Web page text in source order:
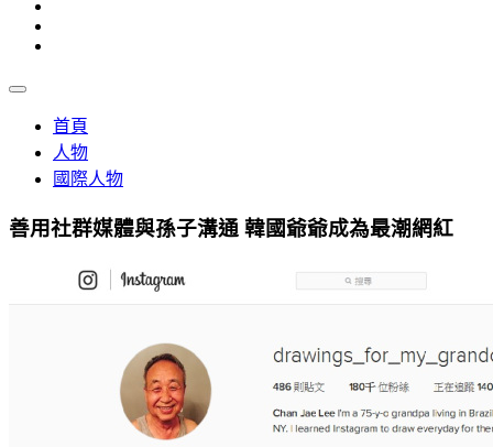
首頁
人物
國際人物
善用社群媒體與孫子溝通 韓國爺爺成為最潮網紅